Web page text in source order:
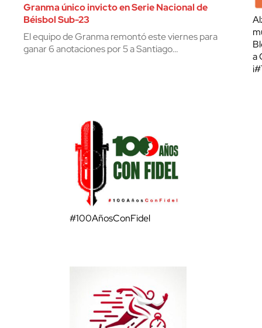
Granma único invicto en Serie Nacional de
Béisbol Sub-23
El equipo de Granma remontó este viernes para
ganar 6 anotaciones por 5 a Santiago…
a
#100AñosConFidel